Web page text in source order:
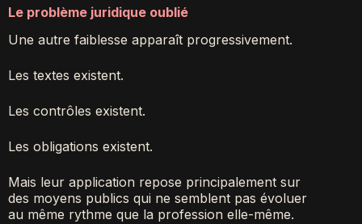
Le problème juridique oublié
Une autre faiblesse apparaît progressivement.
Les textes existent.
Les contrôles existent.
Les obligations existent.
Mais leur application repose principalement sur
des moyens publics qui ne semblent pas évoluer
au même rythme que la profession elle-même.